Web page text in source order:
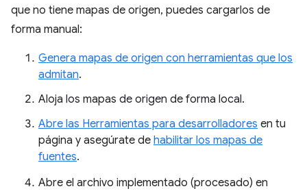
que no tiene mapas de origen, puedes cargarlos de
forma manual:
Genera mapas de origen con herramientas que los
admitan.
Aloja los mapas de origen de forma local.
Abre las Herramientas para desarrolladores en tu
página y asegúrate de habilitar los mapas de
fuentes.
Abre el archivo implementado (procesado) en